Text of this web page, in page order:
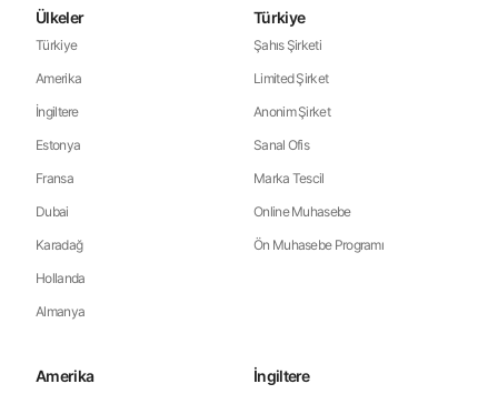
Ülkeler
Türkiye
Amerika
İngiltere
Estonya
Fransa
Dubai
Karadağ
Hollanda
Almanya
Türkiye
Şahıs Şirketi
Limited Şirket
Anonim Şirket
Sanal Ofis
Marka Tescil
Online Muhasebe
Ön Muhasebe Programı
Amerika İngiltere